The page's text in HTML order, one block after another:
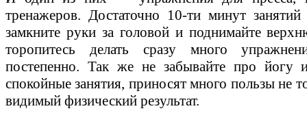
тренажеров. Достаточно 10-ти минут
замкните руки за головой и поднимайте
торопитесь делать сразу много
постепенно. Так же не забывайте про йогу
спокойные занятия, приносят много пользы не
видимый физический результат.